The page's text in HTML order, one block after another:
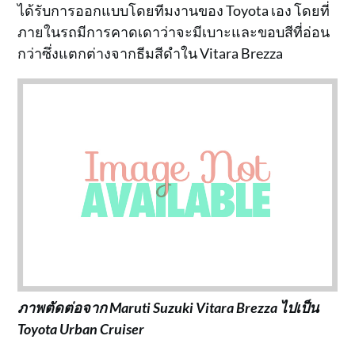
ได้รับการออกแบบโดยทีมงานของ Toyota เอง โดยที่
ภายในรถมีการคาดเดาว่าจะมีเบาะและขอบสีที่อ่อน
กว่าซึ่งแตกต่างจากธีมสีดำใน Vitara Brezza
ภาพตัดต่อจาก Maruti Suzuki Vitara Brezza ไปเป็น
Toyota Urban Cruiser